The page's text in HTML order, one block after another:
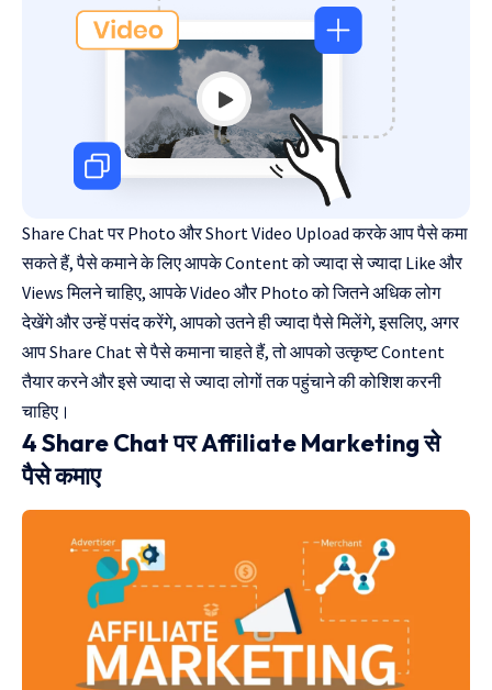
Share Chat पर Photo और Short Video Upload करके आप पैसे कमा
सकते हैं, पैसे कमाने के लिए आपके Content को ज्यादा से ज्यादा Like और
Views मिलने चाहिए, आपके Video और Photo को जितने अधिक लोग
देखेंगे और उन्हें पसंद करेंगे, आपको उतने ही ज्यादा पैसे मिलेंगे, इसलिए, अगर
आप Share Chat से पैसे कमाना चाहते हैं, तो आपको उत्कृष्ट Content
तैयार करने और इसे ज्यादा से ज्यादा लोगों तक पहुंचाने की कोशिश करनी
चाहिए।
4 Share Chat पर Affiliate Marketing से
पैसे कमाए